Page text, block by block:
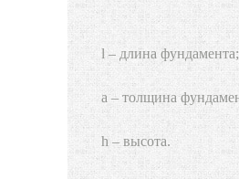
l – длина фундамента;
a – толщина
h – высота.